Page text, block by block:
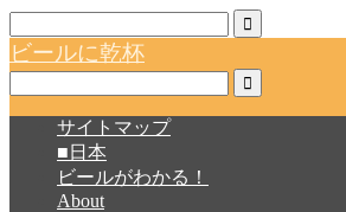
ビールに乾杯
サイトマップ
■日本
ビールがわかる！
About